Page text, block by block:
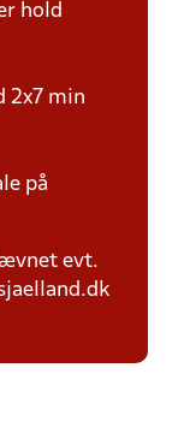
hold
2x7 min
på
evt.